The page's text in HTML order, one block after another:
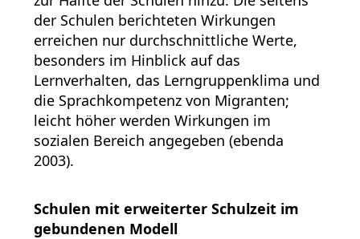
der Schulen berichteten Wirkungen
erreichen nur durchschnittliche Werte,
besonders im Hinblick auf das
Lernverhalten, das Lerngruppenklima und
die Sprachkompetenz von Migranten;
leicht höher werden Wirkungen im
sozialen Bereich angegeben (ebenda
2003).
Schulen mit erweiterter Schulzeit im
gebundenen Modell